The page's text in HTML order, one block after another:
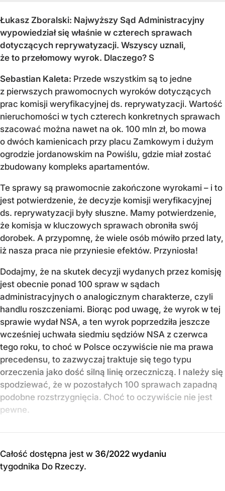
Łukasz Zboralski: Najwyższy Sąd Administracyjny
wypowiedział się właśnie w czterech sprawach
dotyczących reprywatyzacji. Wszyscy uznali,
że to przełomowy wyrok. Dlaczego? S
Sebastian Kaleta: Przede wszystkim są to jedne
z pierwszych prawomocnych wyroków dotyczących
prac komisji weryfikacyjnej ds. reprywatyzacji. Wartość
nieruchomości w tych czterech konkretnych sprawach
szacować można nawet na ok. 100 mln zł, bo mowa
o dwóch kamienicach przy placu Zamkowym i dużym
ogrodzie jordanowskim na Powiślu, gdzie miał zostać
zbudowany kompleks apartamentów.
Te sprawy są prawomocnie zakończone wyrokami – i to
jest potwierdzenie, że decyzje komisji weryfikacyjnej
ds. reprywatyzacji były słuszne. Mamy potwierdzenie,
że komisja w kluczowych sprawach obroniła swój
dorobek. A przypomnę, że wiele osób mówiło przed laty,
iż nasza praca nie przyniesie efektów. Przyniosła!
Dodajmy, że na skutek decyzji wydanych przez komisję
jest obecnie ponad 100 spraw w sądach
administracyjnych o analogicznym charakterze, czyli
handlu roszczeniami. Biorąc pod uwagę, że wyrok w tej
sprawie wydał NSA, a ten wyrok poprzedziła jeszcze
wcześniej uchwała siedmiu sędziów NSA z czerwca
tego roku, to choć w Polsce oczywiście nie ma prawa
precedensu, to zazwyczaj traktuje się tego typu
orzeczenia jako dość silną linię orzeczniczą. I należy się
spodziewać, że w pozostałych 100 sprawach zapadną
podobne rozstrzygnięcia. Choć to oczywiście nie jest
pewne.
Całość dostępna jest w 36/2022 wydaniu
tygodnika Do Rzeczy.